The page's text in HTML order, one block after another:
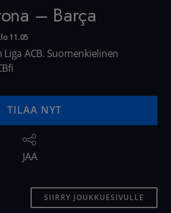
– Barça
11.05
ACB. Suomenkielinen
TILAA NYT
JAA
SIIRRY JOUKKUESIVULLE